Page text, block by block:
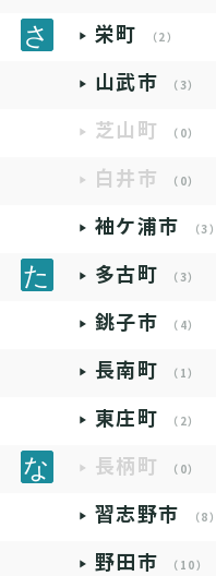
栄町 （2）
山武市 （3）
芝山町 （0）
白井市 （0）
袖ケ浦市 （3）
多古町 （3）
銚子市 （4）
長南町 （1）
東庄町 （2）
長柄町 （0）
習志野市 （8）
野田市 （10）